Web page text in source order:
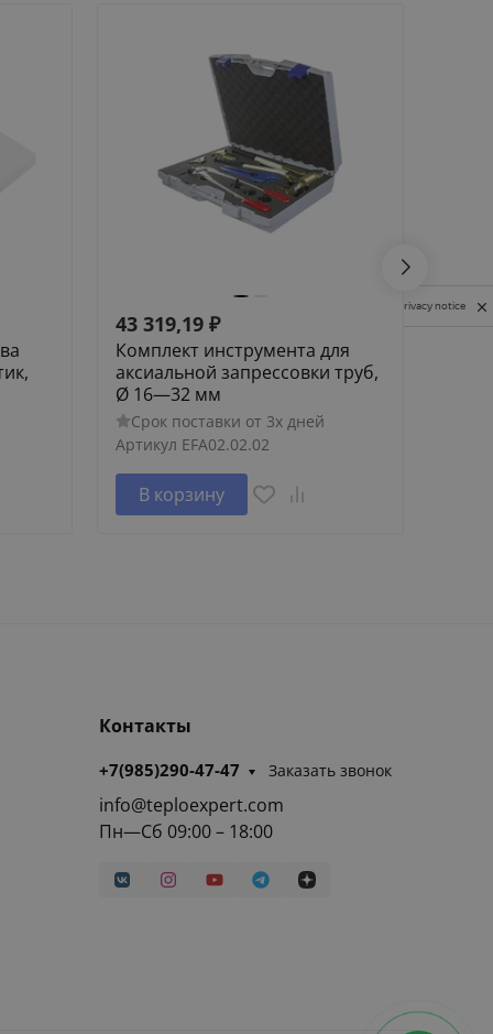
43 319,19 ₽
Комплект инструмента для
аксиальной запрессовки труб,
Ø 16—32 мм
Срок поставки от 3х дней
Артикул EFA02.02.02
В корзину
Контакты
+7(985)290-47-47 Заказать звонок
info@teploexpert.com
Пн—Сб 09:00 – 18:00
Privacy notice